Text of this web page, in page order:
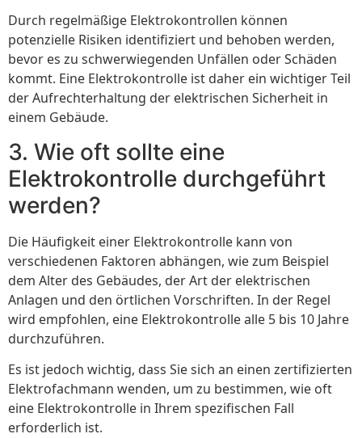
Durch regelmäßige Elektrokontrollen können
potenzielle Risiken identifiziert und behoben werden,
bevor es zu schwerwiegenden Unfällen oder Schäden
kommt. Eine Elektrokontrolle ist daher ein wichtiger Teil
der Aufrechterhaltung der elektrischen Sicherheit in
einem Gebäude.
3. Wie oft sollte eine
Elektrokontrolle durchgeführt
werden?
Die Häufigkeit einer Elektrokontrolle kann von
verschiedenen Faktoren abhängen, wie zum Beispiel
dem Alter des Gebäudes, der Art der elektrischen
Anlagen und den örtlichen Vorschriften. In der Regel
wird empfohlen, eine Elektrokontrolle alle 5 bis 10 Jahre
durchzuführen.
Es ist jedoch wichtig, dass Sie sich an einen zertifizierten
Elektrofachmann wenden, um zu bestimmen, wie oft
eine Elektrokontrolle in Ihrem spezifischen Fall
erforderlich ist.